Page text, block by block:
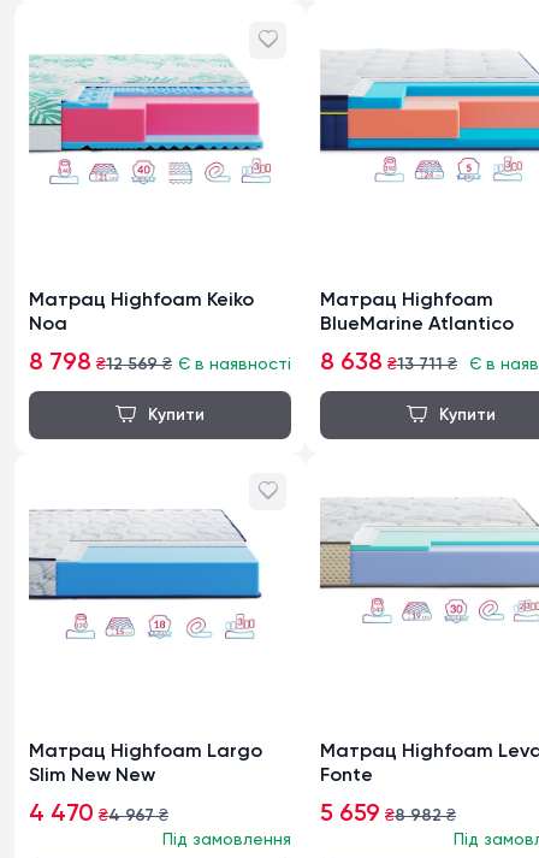
Матрац Highfoam Keiko
Noa
8 798 ₴12 569₴ Є в наявності
Матрац Highfoam
BlueMarine Atlantico
8 638 ₴13 711₴ Є в
Матрац Highfoam Largo
Slim New New
4 470 ₴4 967₴
Під замовлення
Матрац Highfoam
Fonte
5 659 ₴8 982₴
Під